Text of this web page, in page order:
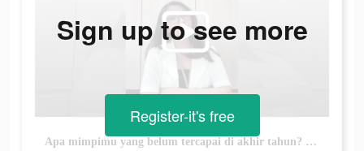
Apa mimpimu yang belum tercapai di akhir tahun? Makmur mau bantu kamu buat mencapai mimpimu dengan ikuti Misi Kejar Impian. Ada bonus dari Makmur juga loh! Baca selengkapnya di Blog Promo Makmur! PT Inovasi Finansial Teknologi (Makmur) telah terdaftar dan diawasi oleh Otoritas Jasa Keuangan (OJK) #makmur #reksadana #pasarmodal #investasi #keuangan #fyp #semuabisamakmur
Sign up to see more
Register-it's free